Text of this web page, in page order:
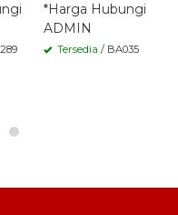
*Harga Hubungi
ADMIN
Tersedia / BA035